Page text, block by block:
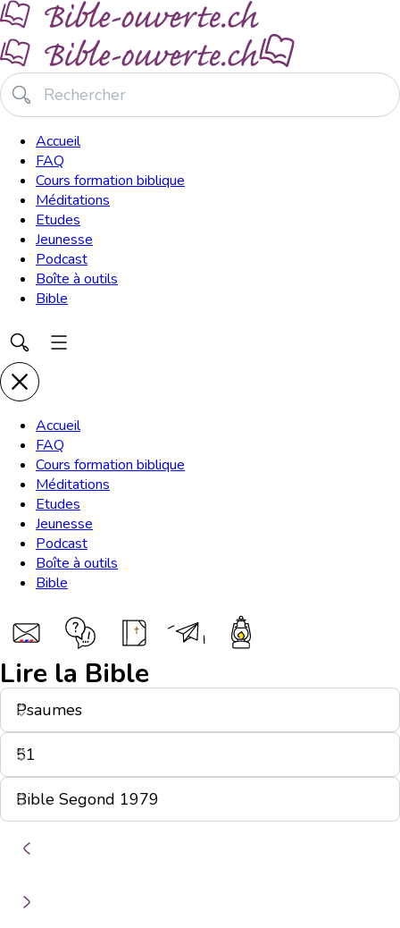
Accueil
FAQ
Cours formation biblique
Méditations
Etudes
Jeunesse
Podcast
Boîte à outils
Bible
Accueil
FAQ
Cours formation biblique
Méditations
Etudes
Jeunesse
Podcast
Boîte à outils
Bible
Lire la Bible